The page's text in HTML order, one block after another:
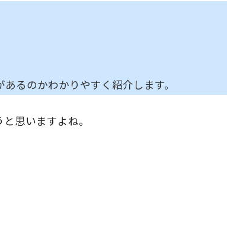
あるのかわかりやすく紹介します。
思いますよね。